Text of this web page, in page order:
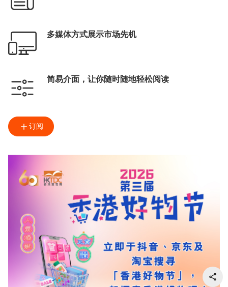
多媒体方式展示市场先机
简易介面，让你随时随地轻松阅读
订阅